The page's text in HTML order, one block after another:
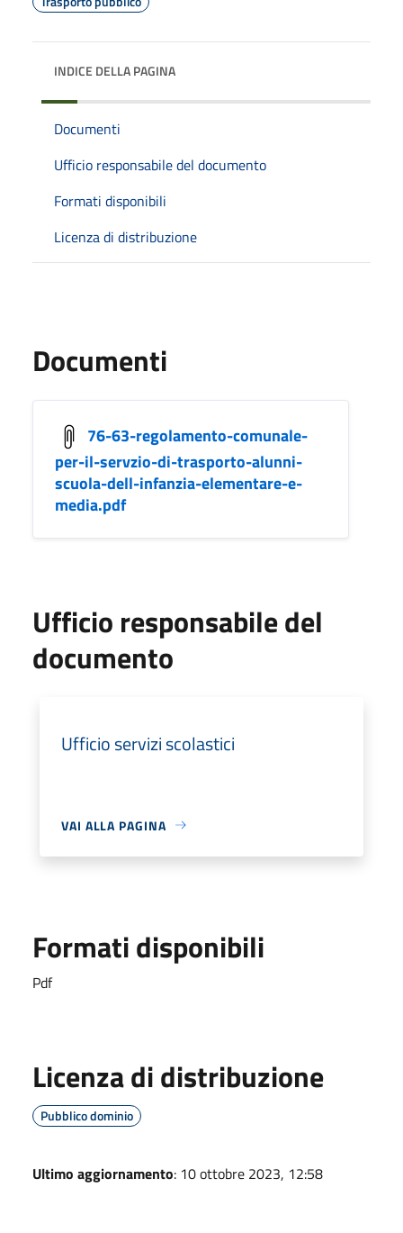
INDICE DELLA PAGINA
Documenti
Ufficio responsabile del documento
Formati disponibili
Licenza di distribuzione
Documenti
76-63-regolamento-comunale-
per-il-servzio-di-trasporto-alunni-
scuola-dell-infanzia-elementare-e-
media.pdf
Ufficio responsabile del
documento
Ufficio servizi scolastici
VAI ALLA PAGINA
Formati disponibili
Pdf
Licenza di distribuzione
Pubblico dominio
Ultimo aggiornamento: 10 ottobre 2023, 12:58